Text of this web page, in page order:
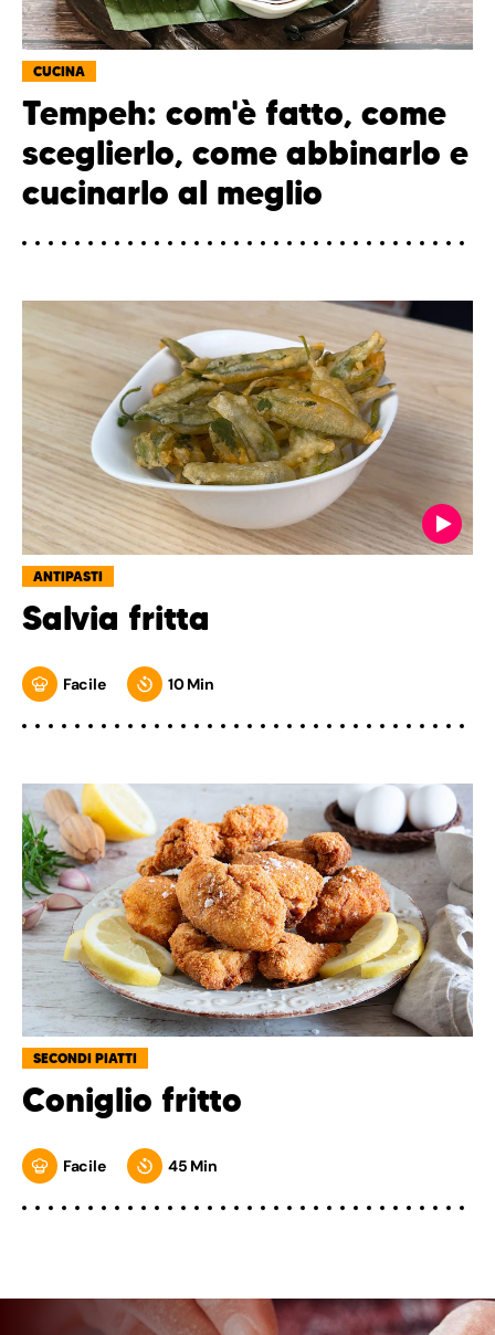
CUCINA
Tempeh: com'è fatto, come
sceglierlo, come abbinarlo e
cucinarlo al meglio
ANTIPASTI
Salvia fritta
Facile 10 Min
SECONDI PIATTI
Coniglio fritto
Facile 45 Min